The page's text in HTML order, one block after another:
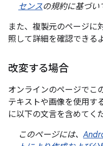
センスの規約に基づい
また、複製元のページに
照して詳細を確認できる
改変する場合
オンラインのページでこ
テキストや画像を使用す
に以下の文言を含めてく
このページには、